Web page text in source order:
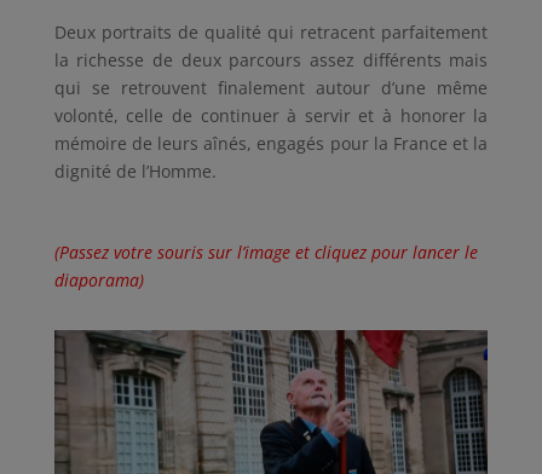
Deux portraits de qualité qui retracent parfaitement
la richesse de deux parcours assez différents mais
qui se retrouvent finalement autour d’une même
volonté, celle de continuer à servir et à honorer la
mémoire de leurs aînés, engagés pour la France et la
dignité de l’Homme.
(Passez votre souris sur l’image et cliquez pour lancer le
diaporama)